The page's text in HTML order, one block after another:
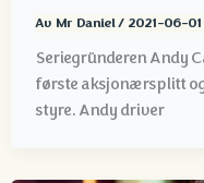
Av Mr Daniel/ 2021-06-01
Seriegründeren Andy
første aksjonærsplitt
styre. Andy driver